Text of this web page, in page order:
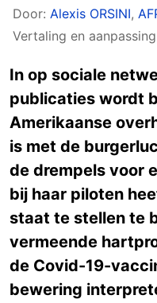
Door: Alexis ORSINI,
Vertaling en
In op sociale
publicaties wordt
Amerikaanse
is met de
de drempels voor
bij haar piloten
staat te stellen te
vermeende
de Covid-19-
bewering